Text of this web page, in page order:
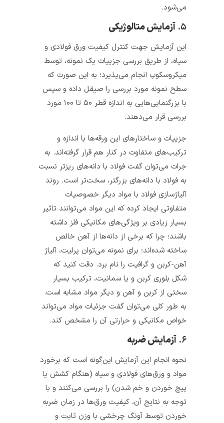
آزمایش متالوژیکی
این آزمایش جهت کنترل کیفیت ورق‌ فولادی و
سیاه، از طریق بررسی جزییات یک نمونه، توسط
میکروسکوپ انجام می‌پذیرد؛ به این صورت که
سطح نمونه مورد بررسی را صیقل داده و سپس
با بزرگنمایی‌هایی به اندازه قطر ۵۰ تا ۱۰۰ مورد
بررسی قرار می‌دهند.
جزییات و ساختارهای این ورقه‌ها با اندازه و
ترکیب‌های متفاوت در کنار هم قرار گرفته‌اند. به
جرات می‌توان گفت فولاد با دانه‌های ریزتر نسبت
به فولاد با دانه‌های بزرگتر، سخت‌تر است. روند
آلیاژسازی فولاد با مواد دیگر خصوصیات
متفاوتی ایجاد کرده که این مواد می‌توانند تاثیر
بسیار زیادی بر ویژگی‌های مکانیکی فلز داشته
باشند؛ چرا که برخی از دانه‌ها از آهن خالص
ساخته شده‌اند؛ برای نمونه می‌توان پرلیت، آلیاژ
آهن-کربن و گرافیت را نام برد. دقت کنید که
شکل بلوری کربن و یا سمانیت، ترکیب بسیار
سختی از کربن و آهن و دیگر مواد مشابه است.
به طور کلی می‌توان گفت جزئیات مواد می‌تواند
خواص مکانیکی و حرارتی آن را مشخص کند.
آزمایش ضربه
نحوه انجام این آزمایش این‌گونه است که برخورد
مواد و ورق‌های فولادی و سیاه (هنگام کشش یا
پیچ خوردن و خم شدن) را بررسی می‌کنند و با
توجه به نتایج آن، کیفیت ورق‌ها در زمان ضربه
خوردن توسط آونگ چرخشی با وزن ثابت و